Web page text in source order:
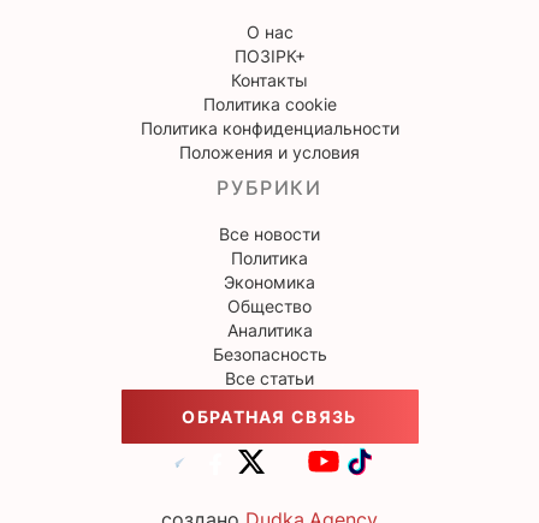
О нас
ПОЗІРК+
Контакты
Политика cookie
Политика конфиденциальности
Положения и условия
РУБРИКИ
Все новости
Политика
Экономика
Общество
Аналитика
Безопасность
Все статьи
ОБРАТНАЯ СВЯЗЬ